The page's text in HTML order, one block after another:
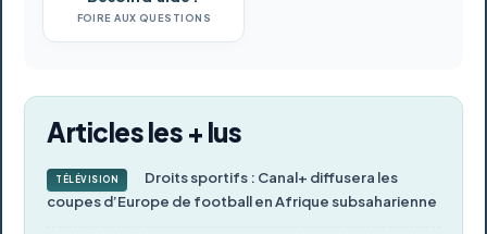
FOIRE AUX QUESTIONS
Articles les + lus
TÉLÉVISION
Droits sportifs : Canal+ diffusera les
coupes d’Europe de football en Afrique subsaharienne